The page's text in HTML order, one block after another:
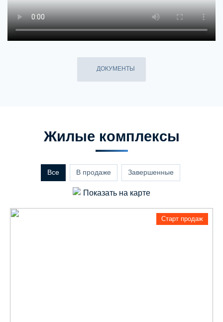
ДОКУМЕНТЫ
Жилые комплексы
Все В продаже Завершенные
Показать на карте
Старт продаж